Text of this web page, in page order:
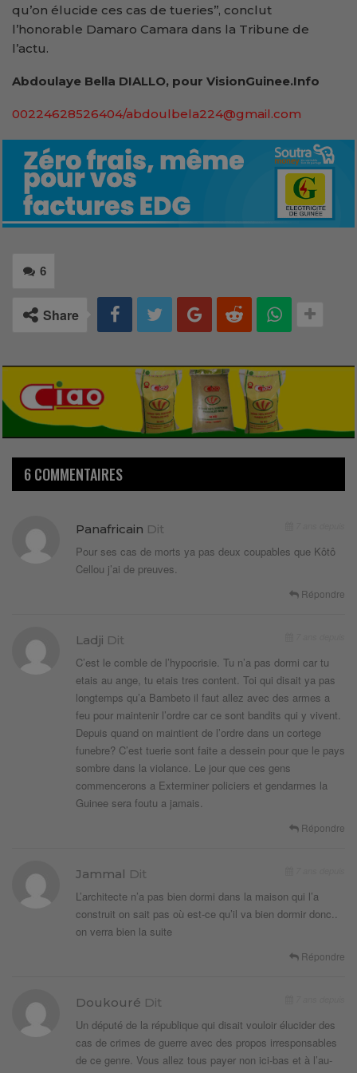
qu’on élucide ces cas de tueries’’, conclut
l’honorable Damaro Camara dans la Tribune de
l’actu.
Abdoulaye Bella DIALLO, pour VisionGuinee.Info
00224628526404/abdoulbela224@gmail.com
6
Share
6 COMMENTAIRES
Panafricain Dit
Pour ses cas de morts ya pas deux coupables que Kôtô
Cellou j’ai de preuves.
Répondre
Ladji Dit
C’est le comble de l’hypocrisie. Tu n’a pas dormi car tu
etais au ange, tu etais tres content. Toi qui disait ya pas
longtemps qu’a Bambeto il faut allez avec des armes a
feu pour maintenir l’ordre car ce sont bandits qui y vivent.
Depuis quand on maintient de l’ordre dans un cortege
funebre? C’est tuerie sont faite a dessein pour que le pays
sombre dans la violance. Le jour que ces gens
commencerons a Exterminer policiers et gendarmes la
Guinee sera foutu a jamais.
Répondre
Jammal Dit
L’architecte n’a pas bien dormi dans la maison qui l’a
construit on sait pas où est-ce qu’il va bien dormir donc..
on verra bien la suite
Répondre
Doukouré Dit
Un député de la république qui disait vouloir élucider des
cas de crimes de guerre avec des propos irresponsables
de ce genre. Vous allez tous payer non ici-bas et à l’au-